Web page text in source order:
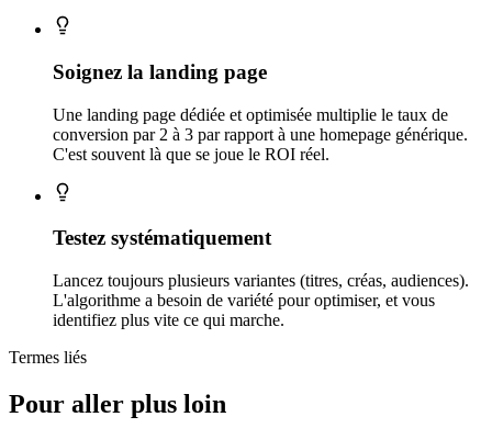
Soignez la landing page
Une landing page dédiée et optimisée multiplie le taux de
conversion par 2 à 3 par rapport à une homepage générique.
C'est souvent là que se joue le ROI réel.
Testez systématiquement
Lancez toujours plusieurs variantes (titres, créas, audiences).
L'algorithme a besoin de variété pour optimiser, et vous
identifiez plus vite ce qui marche.
Termes liés
Pour aller plus loin